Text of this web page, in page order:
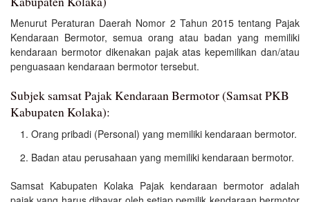
Menurut Peraturan Daerah Nomor 2 Tahun 2015 tentang Pajak
Kendaraan Bermotor, semua orang atau badan yang memiliki
kendaraan bermotor dikenakan pajak atas kepemilikan dan/atau
penguasaan kendaraan bermotor tersebut.
Subjek samsat Pajak Kendaraan Bermotor (Samsat PKB
Kabupaten Kolaka):
Orang pribadi (Personal) yang memiliki kendaraan bermotor.
Badan atau perusahaan yang memiliki kendaraan bermotor.
Samsat Kabupaten Kolaka Pajak kendaraan bermotor adalah